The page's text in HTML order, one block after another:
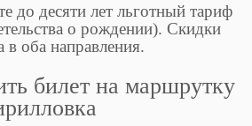
до десяти лет льготный тариф
о рождении). Скидки
в оба направления.
билет на маршрутку